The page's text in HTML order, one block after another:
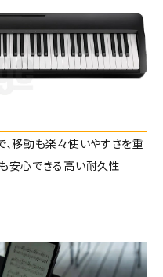
移動も楽々使いやすさを重
安心できる高い耐久性